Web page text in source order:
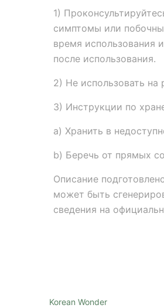
1)
симптомы или
время использования
после использования.
2) Не использовать на
3) Инструкции по
a) Хранить в
b) Беречь от прямых
Описание
может быть
сведения на
Korean Wonder